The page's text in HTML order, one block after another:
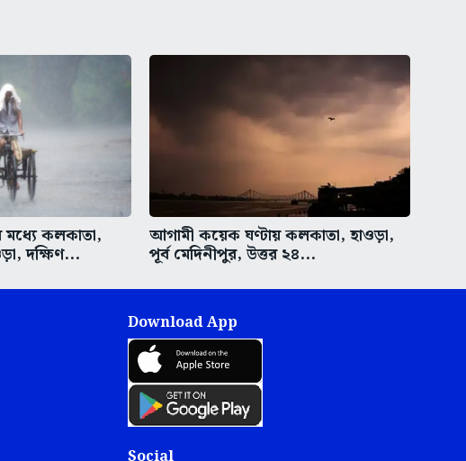
কলকাতা,
দক্ষিণ...
আগামী কয়েক ঘণ্টায় কলকাতা, হাওড়া,
পূর্ব মেদিনীপুর, উত্তর ২৪...
Download App